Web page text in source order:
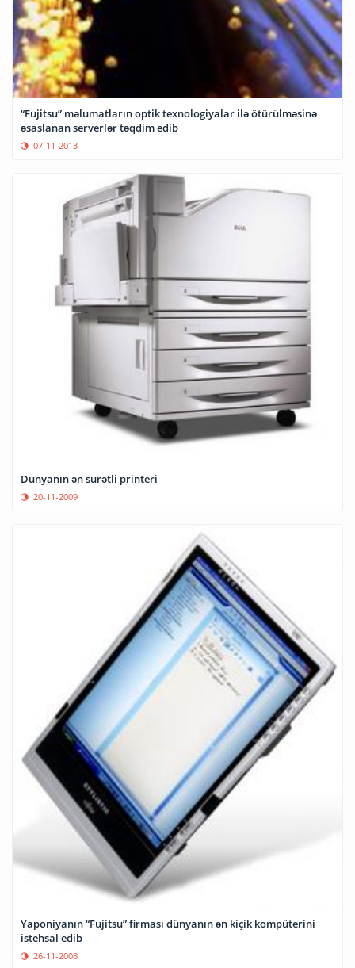
“Fujitsu” məlumatların optik texnologiyalar ilə ötürülməsinə
əsaslanan serverlər təqdim edib
07-11-2013
Dünyanın ən sürətli printeri
20-11-2009
Yaponiyanın “Fujitsu” firması dünyanın ən kiçik kompüterini
istehsal edib
26-11-2008